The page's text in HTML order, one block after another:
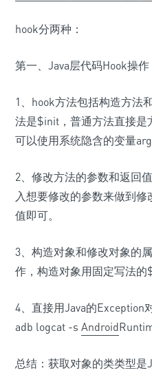
hook分两种：
第一、Java层代码Hook操作
1、hook方法包括构造方法
法是$init，普通方法直接是
可以使用系统隐含的变量
2、修改方法的参数和返回
入想要修改的参数来做到
值即可。
3、构造对象和修改对象的
作，构造对象用固定写法的
4、直接用Java的Exception
adb logcat -s Android
总结：获取对象的类类型是